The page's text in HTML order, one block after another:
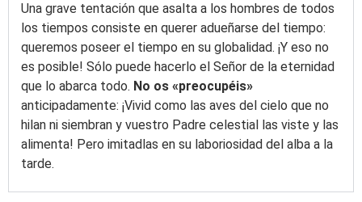
Una grave tentación que asalta a los hombres de todos
los tiempos consiste en querer adueñarse del tiempo:
queremos poseer el tiempo en su globalidad. ¡Y eso no
es posible! Sólo puede hacerlo el Señor de la eternidad
que lo abarca todo. No os «preocupéis»
anticipadamente: ¡Vivid como las aves del cielo que no
hilan ni siembran y vuestro Padre celestial las viste y las
alimenta! Pero imitadlas en su laboriosidad del alba a la
tarde.